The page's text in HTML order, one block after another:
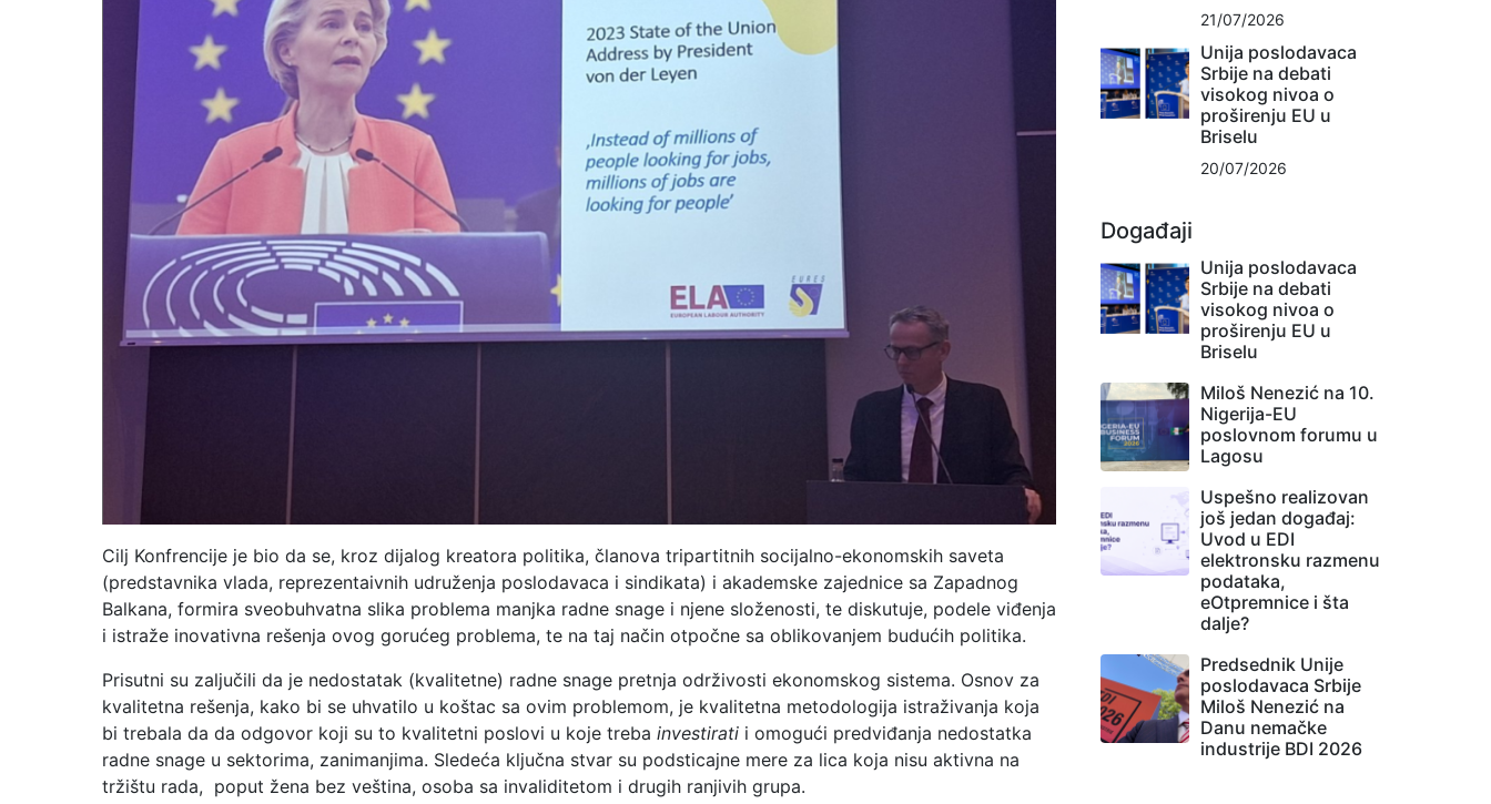
Cilj Konfrencije je bio da se, kroz dijalog kreatora politika, članova tripartitnih socijalno-ekonomskih saveta
(predstavnika vlada, reprezentaivnih udruženja poslodavaca i sindikata) i akademske zajednice sa Zapadnog
Balkana, formira sveobuhvatna slika problema manjka radne snage i njene složenosti, te diskutuje, podele viđenja
i istraže inovativna rešenja ovog gorućeg problema, te na taj način otpočne sa oblikovanjem budućih politika.
Prisutni su zaljučili da je nedostatak (kvalitetne) radne snage pretnja održivosti ekonomskog sistema. Osnov za
kvalitetna rešenja, kako bi se uhvatilo u koštac sa ovim problemom, je kvalitetna metodologija istraživanja koja
bi trebala da da odgovor koji su to kvalitetni poslovi u koje treba investirati i omogući predviđanja nedostatka
radne snage u sektorima, zanimanjima. Sledeća ključna stvar su podsticajne mere za lica koja nisu aktivna na
tržištu rada, poput žena bez veština, osoba sa invaliditetom i drugih ranjivih grupa.
21/07/2026
Unija poslodavaca
Srbije na debati
visokog nivoa o
proširenju EU u
Briselu
20/07/2026
Događaji
Unija poslodavaca
Srbije na debati
visokog nivoa o
proširenju EU u
Briselu
Miloš Nenezić na 10.
Nigerija-EU
poslovnom forumu u
Lagosu
Uspešno realizovan
još jedan događaj:
Uvod u EDI
elektronsku razmenu
podataka,
eOtpremnice i šta
dalje?
Predsednik Unije
poslodavaca Srbije
Miloš Nenezić na
Danu nemačke
industrije BDI 2026